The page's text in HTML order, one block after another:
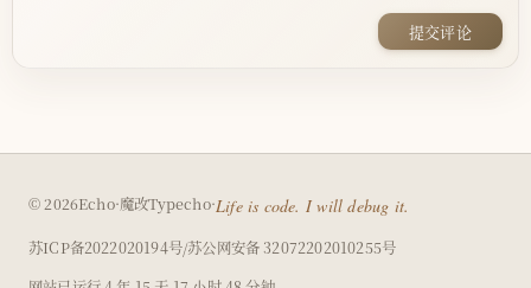
提交评论
© 2026Echo·魔改Typecho（在
窗
·Life is code. I will debug it.
苏ICP备2022020194号（在
/苏公网安备 32072202010255号（在